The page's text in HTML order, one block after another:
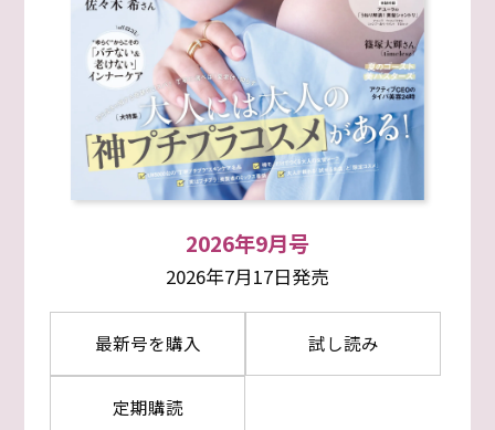
2026年9月号
2026年7月17日発売
最新号を購入 試し読み
定期購読